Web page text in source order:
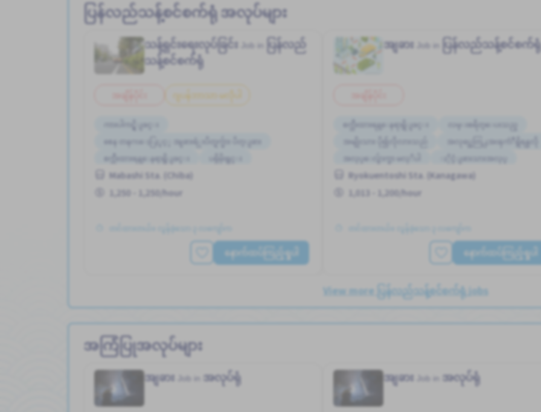
ပြန်လည်သန့်စင်စက်ရုံ အလုပ်များ
သန့်ရှင်းရေးလုပ်ခြင်း
ပြန်လည်
သန့်စင်စက်ရုံ
ဂျပန်ဘာသာ မလိုပါ
ကားပါကင္ရွိျခင္း
စေန တနဂၤေႏြႏွင့္ အျခားရံုးပိတ္ရက္မ်ား ပိတ္ျခား
စက္ဘီးထားရန္ေနရာရွိျခင္း
ပရိုမိုးရွင္း
လမ္းစရိတ္ေပးသည္
အချိန်ပြည့် အလုပ်လုပ်ခွင့်ရရန် အခွင့်အရေးရှိသည်
Mabashi Sta. (Chiba)
1,250 - 1,250/hour
နောက်ထပ်ကြည့်ရှုပါ
အျခား ပြန်လည်သန့်စင်စက်ရုံ
စက္ဘီးထားရန္ေနရာရွိျခင္း
လမ္းစရိတ္ေပးသည္
အမျိုးသား ပို၍လိုလားသည်
အလုပ္အေတြ႕အၾကံဳရွိရန္မလို
အလုပ္ေလွ်ာက္စာ မလုိပါ
ႏိုင္ငံျခားသားအလုပ္
ေန႕အလိုက္ ပိုက္ဆံေပးျခင္း
မ်ားစြာေသာအခ်ိန္ပို
Ryokuentoshi Sta. (Kanagawa)
1,013 - 1,200/hour
နောက်ထပ်ကြည့်ရှုပါ
View more ပြန်လည်သန့်စင်စက်ရုံ jobs
အကြံပြုအလုပ်များ
အျခား အလုပ်ရုံ အျခား အလုပ်ရုံ